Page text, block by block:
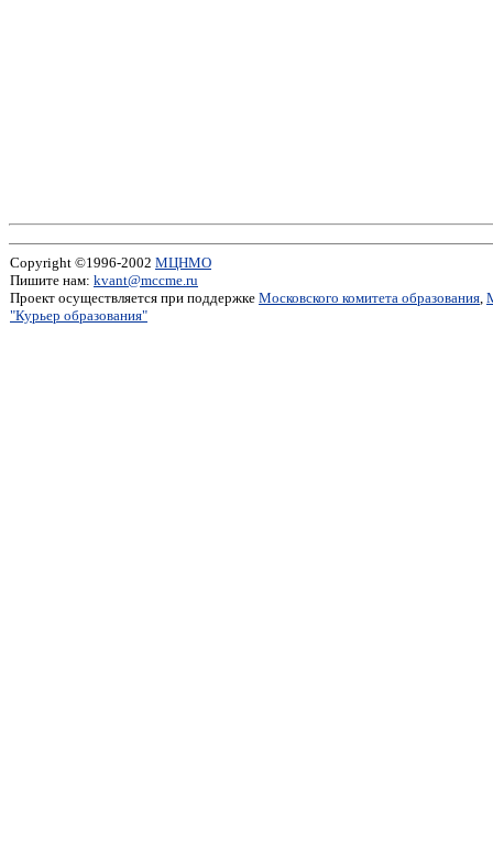
Copyright ©1996-2002 МЦНМО
Пишите нам: kvant@mccme.ru
Проект осуществляется при поддержке Московского комитета образования,
"Курьер образования"